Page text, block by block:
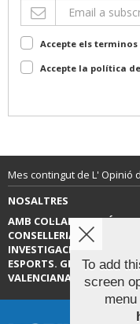
Accepte els terminos
Accepte la política
Mes contingut de L' Opinió
NOSALTRES
AMB COL·LABORACIÓ DE
CONSELLERIA D’EDUCACIÓ,
INVESTIGACIÓ, CULTURA I
ESPORTS. GENERALITAT
VALENCIANA.
Aviso
To add
screen